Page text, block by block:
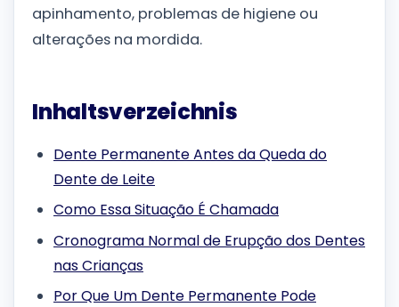
apinhamento, problemas de higiene ou
alterações na mordida.
Inhaltsverzeichnis
Dente Permanente Antes da Queda do
Dente de Leite
Como Essa Situação É Chamada
Cronograma Normal de Erupção dos Dentes
nas Crianças
Por Que Um Dente Permanente Pode